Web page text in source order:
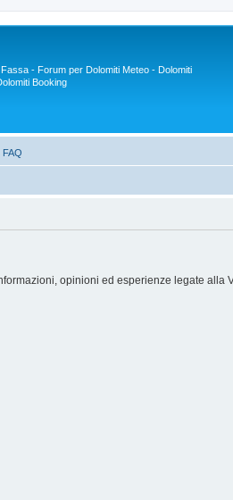
- Forum per Dolomiti Meteo - Dolomiti
Booking
FAQ
opinioni ed esperienze legate alla